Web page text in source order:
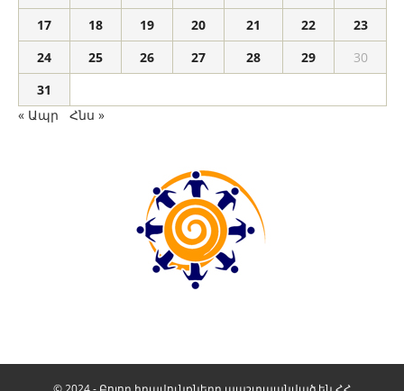
17
18 19 20 21 22
23
24
25 26 27 28 29
30
31
« Ապր
Հնս »